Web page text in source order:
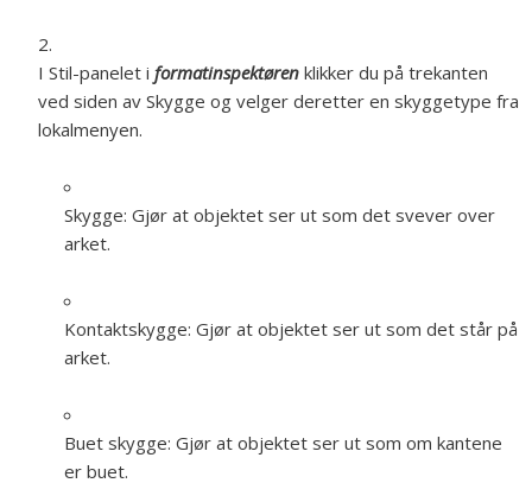
I Stil-panelet i formatinspektøren klikker du på trekanten
ved siden av Skygge og velger deretter en skyggetype fra
lokalmenyen.
Skygge: Gjør at objektet ser ut som det svever over
arket.
Kontaktskygge: Gjør at objektet ser ut som det står på
arket.
Buet skygge: Gjør at objektet ser ut som om kantene
er buet.